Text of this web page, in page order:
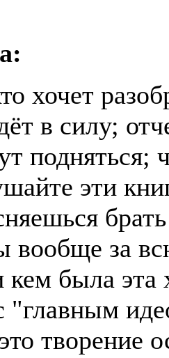
хочет
в силу;
подняться;
эти
вообще за
кем была эта
"главным
творение